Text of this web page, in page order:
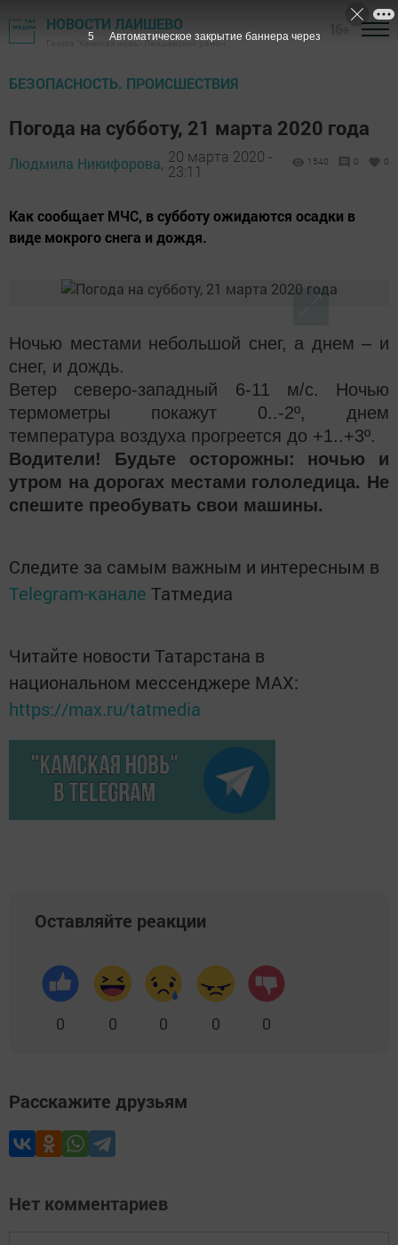
НОВОСТИ ЛАИШЕВО
Газета "Камская новь"- Лаишевский район
БЕЗОПАСНОСТЬ. ПРОИСШЕСТВИЯ
Погода на субботу, 21 марта 2020 года
Людмила Никифорова, 20 марта 2020 -
23:11
1540 0 0
Как сообщает МЧС, в субботу ожидаются осадки в
виде мокрого снега и дождя.
Ночью местами небольшой снег, а днем – и
снег, и дождь.
Ветер северо-западный 6-11 м/с. Ночью
термометры покажут 0..-2º, днем
температура воздуха прогреется до +1..+3º.
Водители! Будьте осторожны: ночью и
утром на дорогах местами гололедица. Не
спешите преобувать свои машины.
Следите за самым важным и интересным в
Telegram-канале Татмедиа
Читайте новости Татарстана в
национальном мессенджере MАХ:
https://max.ru/tatmedia
Оставляйте реакции
0 0 0 0 0
Расскажите друзьям
Нет комментариев
4 Автоматическое закрытие баннера через